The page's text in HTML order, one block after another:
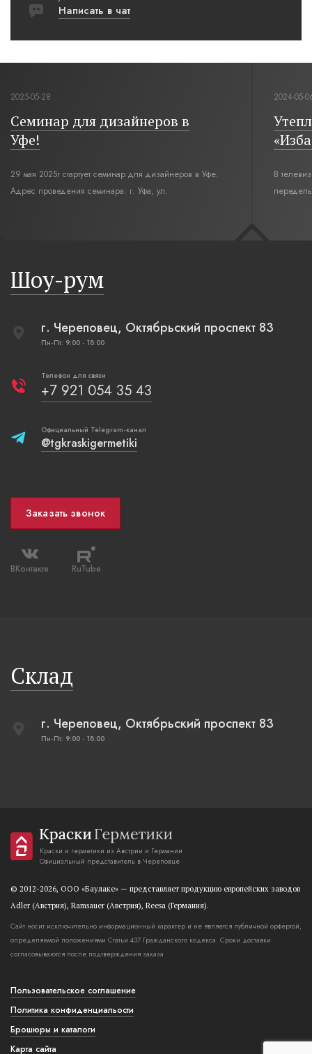
Написать в чат
2025-05-28
Семинар для дизайнеров в
Уфе!
29 мая 2025г стартует семинар для дизайнеров в Уфе.
Адрес проведения семинара: г. Уфа, ул.
2024-05-
В
Шоу-рум
г. Череповец, Октябрьский проспект 83
Пн-Пт: 9:00 - 18:00
Телефон для связи
+7 921 054 35 43
Официальный Telegram-канал
@tgkraskigermetiki
Заказать звонок
ВКонтакте RuTube
Склад
г. Череповец, Октябрьский проспект 83
Пн-Пт: 9:00 - 18:00
Краски и герметики из Австрии и Германии
Официальный представитель в Череповце
© 2012-2026, OOO «Баулаке» — представляет продукцию европейских заводов
Adler (Австрия), Ramsauer (Австрия), Reesa (Германия).
Сайт носит исключительно информационный характер и не является публичной орфертой,
определяемой положениями Статьи 437 Гражданского кодекса. Сроки доставки
согласовываются после подтверждения заказа
Пользовательское соглашение
Политика конфиденциальости
Брошюры и каталоги
Карта сайта